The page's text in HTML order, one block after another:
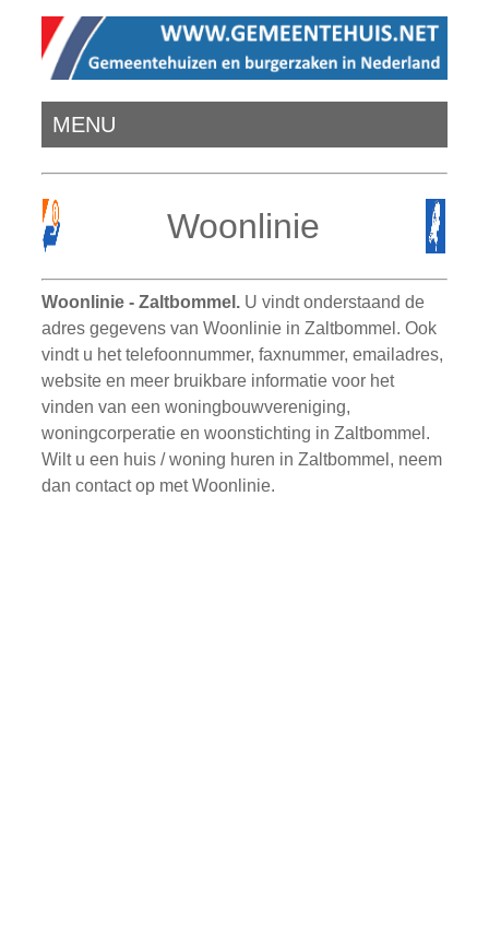
MENU
Woonlinie
Woonlinie - Zaltbommel. U vindt onderstaand de
adres gegevens van Woonlinie in Zaltbommel. Ook
vindt u het telefoonnummer, faxnummer, emailadres,
website en meer bruikbare informatie voor het
vinden van een woningbouwvereniging,
woningcorperatie en woonstichting in Zaltbommel.
Wilt u een huis / woning huren in Zaltbommel, neem
dan contact op met Woonlinie.